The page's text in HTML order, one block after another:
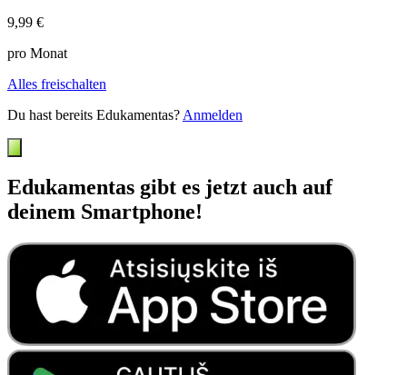
9,99 €
pro Monat
Alles freischalten
Du hast bereits Edukamentas? Anmelden
Edukamentas gibt es jetzt auch auf
deinem Smartphone!